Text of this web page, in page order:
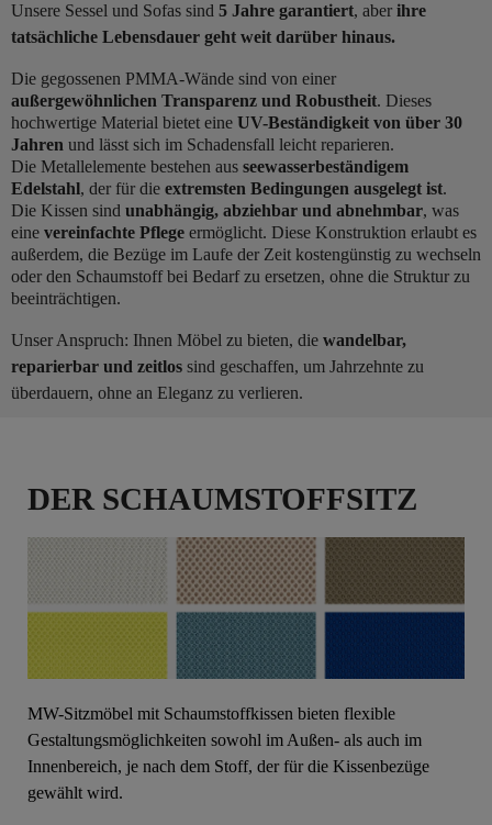
Unsere Sessel und Sofas sind 5 Jahre garantiert, aber ihre
tatsächliche Lebensdauer geht weit darüber hinaus.
Die gegossenen PMMA-Wände sind von einer
außergewöhnlichen Transparenz und Robustheit. Dieses
hochwertige Material bietet eine UV-Beständigkeit von über 30
Jahren und lässt sich im Schadensfall leicht reparieren.
Die Metallelemente bestehen aus seewasserbeständigem
Edelstahl, der für die extremsten Bedingungen ausgelegt ist.
Die Kissen sind unabhängig, abziehbar und abnehmbar, was
eine vereinfachte Pflege ermöglicht. Diese Konstruktion erlaubt es
außerdem, die Bezüge im Laufe der Zeit kostengünstig zu wechseln
oder den Schaumstoff bei Bedarf zu ersetzen, ohne die Struktur zu
beeinträchtigen.
Unser Anspruch: Ihnen Möbel zu bieten, die wandelbar,
reparierbar und zeitlos sind geschaffen, um Jahrzehnte zu
überdauern, ohne an Eleganz zu verlieren.
DER SCHAUMSTOFFSITZ
MW-Sitzmöbel mit Schaumstoffkissen bieten flexible
Gestaltungsmöglichkeiten sowohl im Außen- als auch im
Innenbereich, je nach dem Stoff, der für die Kissenbezüge
gewählt wird.